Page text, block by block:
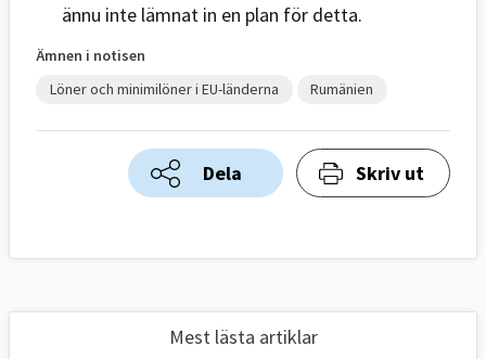
ännu inte lämnat in en plan för detta.
Ämnen i notisen
Löner och minimilöner i EU-länderna
Rumänien
Dela Skriv ut
Mest lästa artiklar